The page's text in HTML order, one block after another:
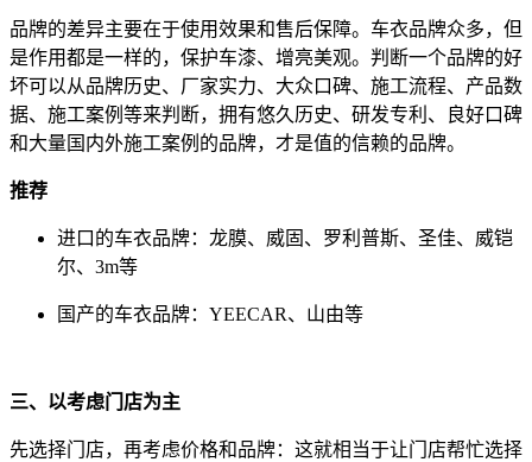
品牌的差异主要在于使用效果和售后保障。车衣品牌众多，但
是作用都是一样的，保护车漆、增亮美观。判断一个品牌的好
坏可以从品牌历史、厂家实力、大众口碑、施工流程、产品数
据、施工案例等来判断，拥有悠久历史、研发专利、良好口碑
和大量国内外施工案例的品牌，才是值的信赖的品牌。
推荐
进口的车衣品牌：龙膜、威固、罗利普斯、圣佳、威铠
尔、3m等
国产的车衣品牌：YEECAR、山由等
三、以考虑门店为主
先选择门店，再考虑价格和品牌：这就相当于让门店帮忙选择